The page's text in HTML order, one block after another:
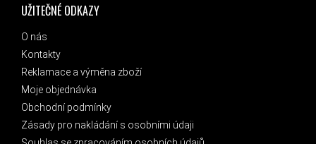
UŽITEČNÉ ODKAZY
O nás
Kontakty
Reklamace a výměna zboží
Moje objednávka
Obchodní podmínky
Zásady pro nakládání s osobními údaji